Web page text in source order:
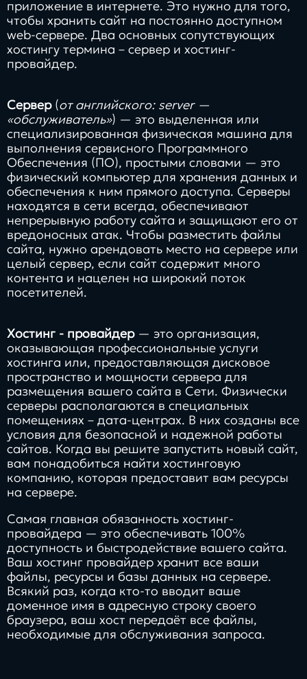
8 800 505 34 99
info@direkt.ink
приложение в интернете. Это нужно для того,
чтобы хранить сайт на постоянно доступном
web-сервере. Два основных сопутствующих
хостингу термина – сервер и хостинг-
провайдер.
Сервер(от английского: server —
«обслуживатель») — это выделенная или
специализированная физическая машина для
выполнения сервисного Программного
Обеспечения (ПО), простыми словами — это
физический компьютер для хранения данных и
обеспечения к ним прямого доступа. Серверы
находятся в сети всегда, обеспечивают
непрерывную работу сайта и защищают его от
вредоносных атак. Чтобы разместить файлы
сайта, нужно арендовать место на сервере или
целый сервер, если сайт содержит много
контента и нацелен на широкий поток
посетителей.
Хостинг - провайдер— это организация,
оказывающая профессиональные услуги
хостинга или, предоставляющая дисковое
пространство и мощности сервера для
размещения вашего сайта в Сети. Физически
серверы располагаются в специальных
помещениях – дата-центрах. В них созданы все
условия для безопасной и надежной работы
сайтов. Когда вы решите запустить новый сайт,
вам понадобиться найти хостинговую
компанию, которая предоставит вам ресурсы
на сервере.
Самая главная обязанность хостинг-
провайдера — это обеспечивать 100%
доступность и быстродействие вашего сайта.
Ваш хостинг провайдер хранит все ваши
файлы, ресурсы и базы данных на сервере.
Всякий раз, когда кто-то вводит ваше
доменное имя в адресную строку своего
браузера, ваш хост передаёт все файлы,
необходимые для обслуживания запроса.